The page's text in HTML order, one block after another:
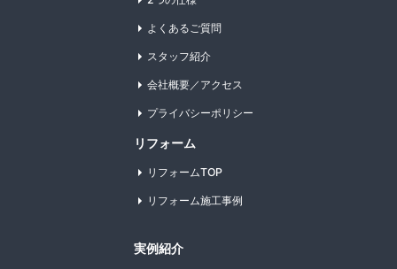
よくあるご質問
スタッフ紹介
会社概要／アクセス
プライバシーポリシー
リフォーム
リフォームTOP
リフォーム施工事例
実例紹介